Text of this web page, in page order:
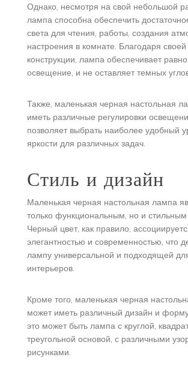
Однако, несмотря на свой небольшой
лампа способна обеспечить
света для чтения, работы, создания
настроения в комнате. Благодаря
конструкции, лампа обеспечивает
освещение, и не оставляет темных
Также, маленькая черная настольная
иметь различные регулировки
позволяет выбрать наиболее удобный
яркости для различных задач.
Стиль и дизайн
Маленькая черная настольная лампа
только функциональным, но и стильным
Черный цвет, как правило,
элегантностью и современностью, что
лампу универсальной и подходящей
интерьеров.
Кроме того, маленькая черная
может иметь различный дизайн и
это может быть лампа с круглой,
треугольной основой, с различными
рисунками.